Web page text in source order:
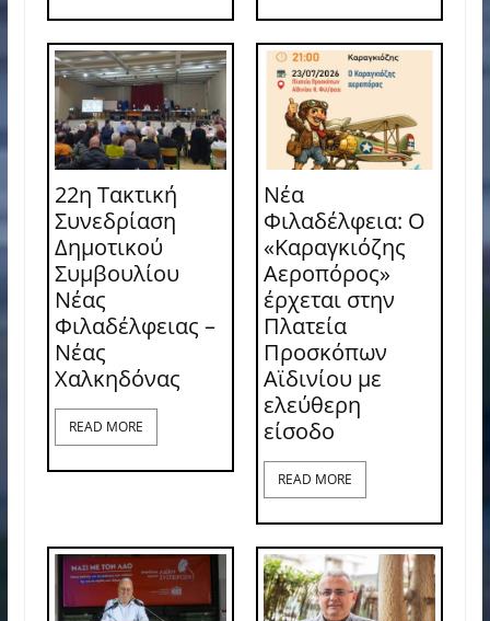
22η Τακτική
Συνεδρίαση
Δημοτικού
Συμβουλίου
Νέας
Φιλαδέλφειας –
Νέας
Χαλκηδόνας
READ MORE
Νέα
Φιλαδέλφεια: Ο
«Καραγκιόζης
Αεροπόρος»
έρχεται στην
Πλατεία
Προσκόπων
Αϊδινίου με
ελεύθερη
είσοδο
READ MORE